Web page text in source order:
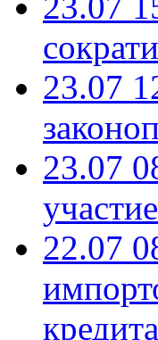
23.07
23.07
22.07
кредита